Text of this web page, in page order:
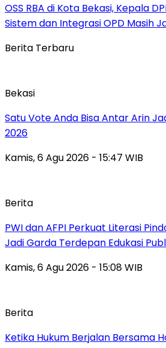
‎OSS RBA di Kota Bekasi, Kepala
Sistem dan Integrasi OPD Masih
Berita Terbaru
Bekasi
Satu Vote Anda Bisa Antar Arin
2026
Kamis, 6 Agu 2026 - 15:47 WIB
Berita
PWI dan AFPI Perkuat Literasi
Jadi Garda Terdepan Edukasi
Kamis, 6 Agu 2026 - 15:08 WIB
Berita
Ketika Hukum Berjalan Bersama